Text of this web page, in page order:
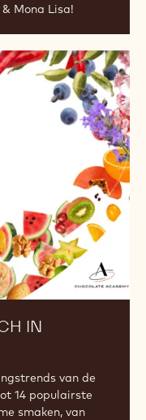
Mona Lisa!
IN
van de
14 populairste
smaken, van